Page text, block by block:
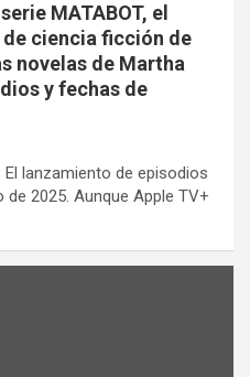
MATABOT, el
ciencia ficción de
novelas de Martha
y fechas de
lanzamiento de episodios
2025. Aunque Apple TV+